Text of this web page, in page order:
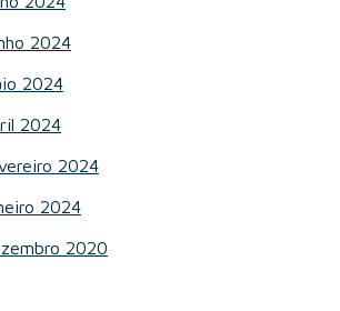
2024
2024
2024
2024
2024
2020